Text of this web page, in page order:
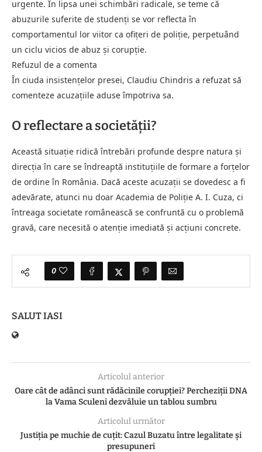
urgente. În lipsa unei schimbări radicale, se teme că
abuzurile suferite de studenți se vor reflecta în
comportamentul lor viitor ca ofițeri de poliție, perpetuând
un ciclu vicios de abuz și corupție.
Refuzul de a comenta
În ciuda insistențelor presei, Claudiu Chindris a refuzat să
comenteze acuzațiile aduse împotriva sa.
O reflectare a societății?
Această situație ridică întrebări profunde despre natura și
direcția în care se îndreaptă instituțiile de formare a forțelor
de ordine în România. Dacă aceste acuzații se dovedesc a fi
adevărate, atunci nu doar Academia de Poliție A. I. Cuza, ci
întreaga societate românească se confruntă cu o problemă
gravă, care necesită o atenție imediată și acțiuni concrete.
0
SALUT IASI
Articolul anterior
Oare cât de adânci sunt rădăcinile corupției? Percheziții DNA
la Vama Sculeni dezvăluie un tablou sumbru
Articolul următor
Justiția pe muchie de cuțit: Cazul Buzatu între legalitate și
presupuneri